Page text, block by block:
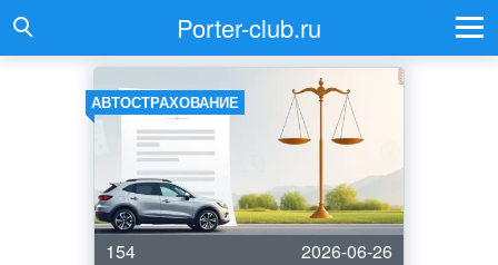
Porter-club.ru
АВТОСТРАХОВАНИЕ
154
2026-06-26